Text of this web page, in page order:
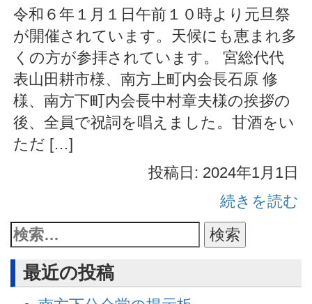
令和６年１月１日午前１０時より元旦祭
が開催されています。天候にも恵まれ多
くの方が参拝されています。 宮総代代
表山田耕市様、南方上町内会長石原 修
様、南方下町内会長中村章夫様の挨拶の
後、全員で祝詞を唱えました。甘酒をい
ただ […]
投稿日: 2024年1月1日
続きを読む
最近の投稿